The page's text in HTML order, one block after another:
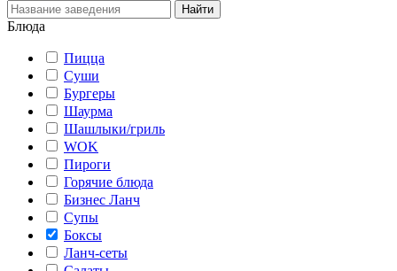
Блюда
Пицца
Суши
Бургеры
Шаурма
Шашлыки/гриль
WOK
Пироги
Горячие блюда
Бизнес Ланч
Супы
Боксы
Ланч-сеты